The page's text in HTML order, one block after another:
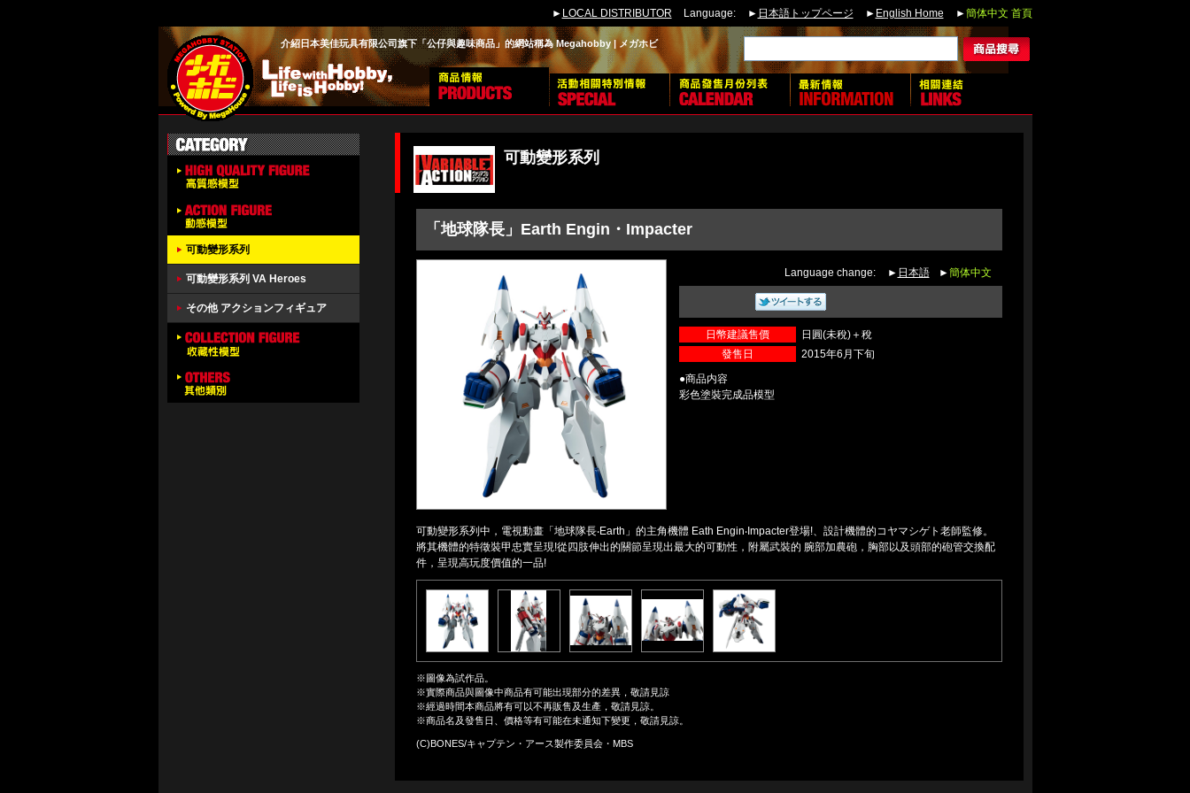
► LOCAL DISTRIBUTOR Language: ► 日本語トップページ ► English Home ►簡体中文 首頁
介紹日本美佳玩具有限公司旗下「公仔與趣味商品」的網站稱為 Megahobby | メガホビ
可動變形系列
「地球隊長」Earth Engin・Impacter
Language change: ► 日本語 ►簡体中文
日幣建議售價
日圓(未稅)＋稅
發售日
2015年6月下旬
●商品内容
彩色塗裝完成品模型
可動變形系列中，電視動畫「地球隊長‧Earth」的主角機體 Eath Engin‧Impacter登場!、設計機體的コヤマシゲト老師監修。
將其機體的特徵裝甲忠實呈現!從四肢伸出的關節呈現出最大的可動性，附屬武裝的 腕部加農砲，胸部以及頭部的砲管交換配
件，呈現高玩度價值的一品!
※圖像為試作品。
※實際商品與圖像中商品有可能出現部分的差異，敬請見諒
※經過時間本商品將有可以不再販售及生產，敬請見諒。
※商品名及發售日、價格等有可能在未通知下變更，敬請見諒。
(C)BONES/キャプテン・アース製作委員会・MBS
可動變形系列
可動變形系列 VA Heroes
その他 アクションフィギュア